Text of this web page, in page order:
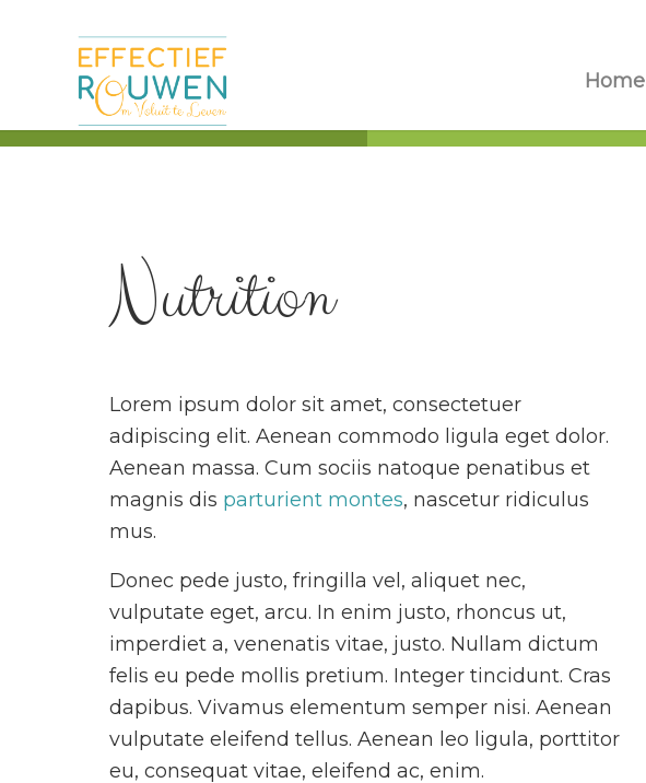
Home
Nutrition
Lorem ipsum dolor sit amet, consectetuer
adipiscing elit. Aenean commodo ligula eget dolor.
Aenean massa. Cum sociis natoque penatibus et
magnis dis parturient montes, nascetur ridiculus
mus.
Donec pede justo, fringilla vel, aliquet nec,
vulputate eget, arcu. In enim justo, rhoncus ut,
imperdiet a, venenatis vitae, justo. Nullam dictum
felis eu pede mollis pretium. Integer tincidunt. Cras
dapibus. Vivamus elementum semper nisi. Aenean
vulputate eleifend tellus. Aenean leo ligula, porttitor
eu, consequat vitae, eleifend ac, enim.